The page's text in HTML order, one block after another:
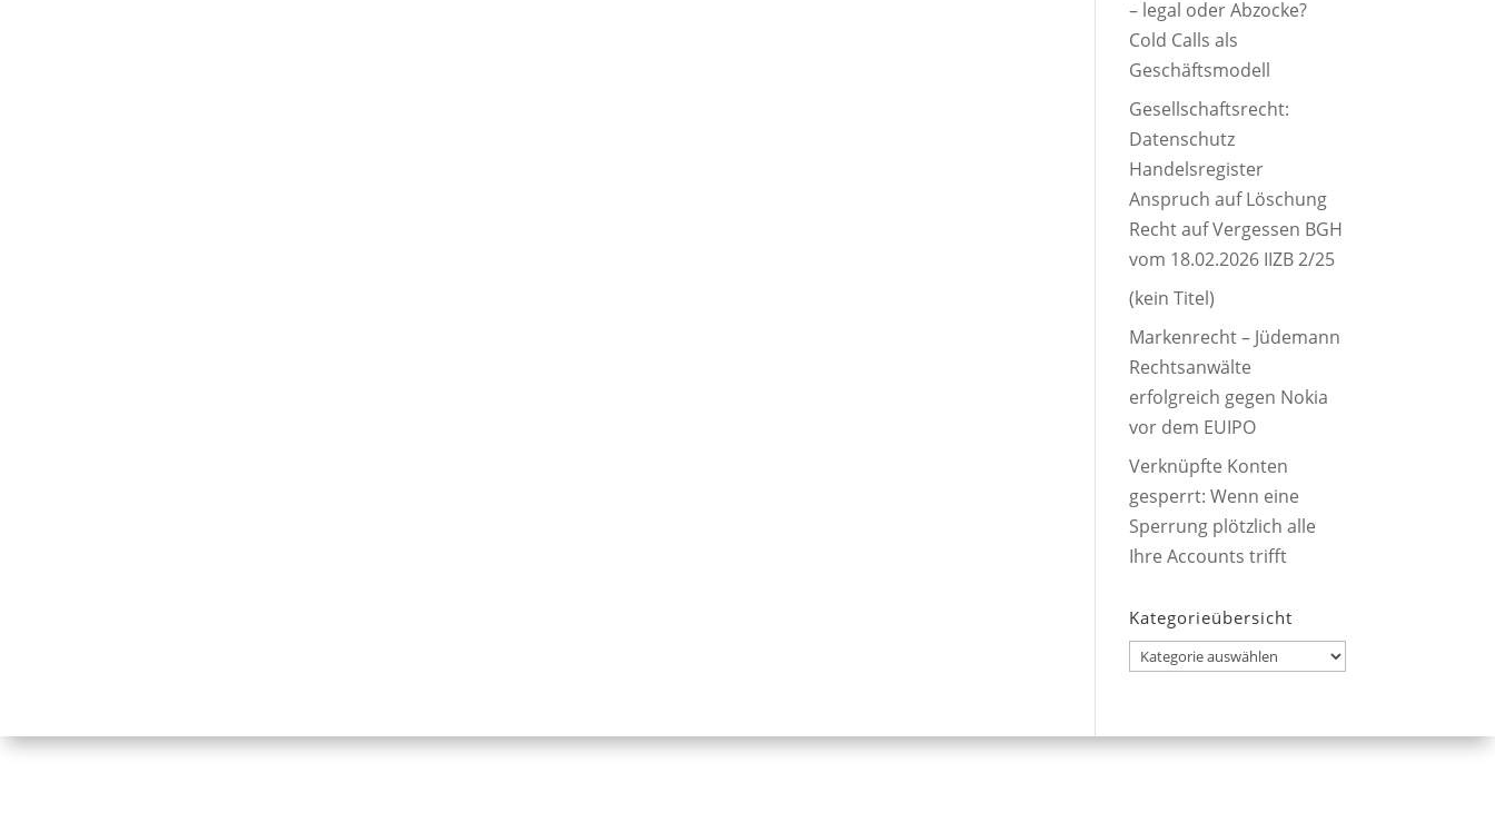
– legal oder Abzocke?
Cold Calls als
Geschäftsmodell
Gesellschaftsrecht:
Datenschutz
Handelsregister
Anspruch auf Löschung
Recht auf Vergessen BGH
vom 18.02.2026 IIZB 2/25
(kein Titel)
Markenrecht – Jüdemann
Rechtsanwälte
erfolgreich gegen Nokia
vor dem EUIPO
Verknüpfte Konten
gesperrt: Wenn eine
Sperrung plötzlich alle
Ihre Accounts trifft
Kategorieübersicht
Kategorieübersicht